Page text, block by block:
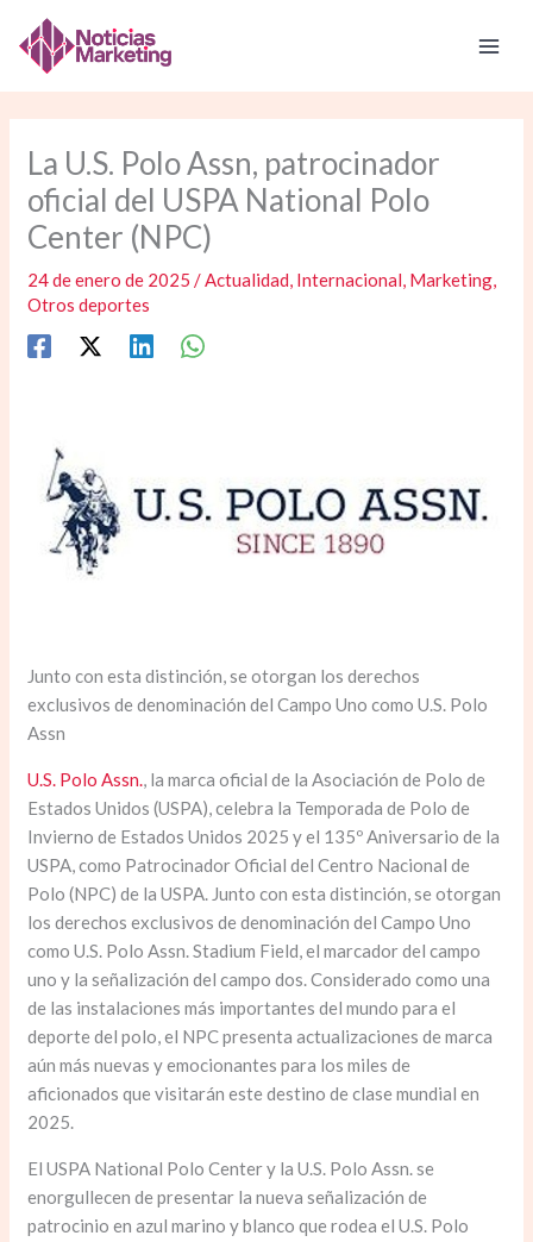
contenido
La U.S. Polo Assn, patrocinador
oficial del USPA National Polo
Center (NPC)
24 de enero de 2025/Actualidad, Internacional, Marketing,
Otros deportes
Junto con esta distinción, se otorgan los derechos
exclusivos de denominación del Campo Uno como U.S. Polo
Assn
U.S. Polo Assn., la marca oficial de la Asociación de Polo de
Estados Unidos (USPA), celebra la Temporada de Polo de
Invierno de Estados Unidos 2025 y el 135º Aniversario de la
USPA, como Patrocinador Oficial del Centro Nacional de
Polo (NPC) de la USPA. Junto con esta distinción, se otorgan
los derechos exclusivos de denominación del Campo Uno
como U.S. Polo Assn. Stadium Field, el marcador del campo
uno y la señalización del campo dos. Considerado como una
de las instalaciones más importantes del mundo para el
deporte del polo, el NPC presenta actualizaciones de marca
aún más nuevas y emocionantes para los miles de
aficionados que visitarán este destino de clase mundial en
2025.
El USPA National Polo Center y la U.S. Polo Assn. se
enorgullecen de presentar la nueva señalización de
patrocinio en azul marino y blanco que rodea el U.S. Polo